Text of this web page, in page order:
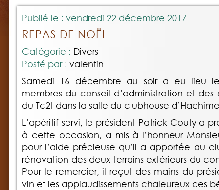
Publié le : vendredi 22 décembre 2017
REPAS DE NOËL
Catégorie : Divers
Posté par : valentin
Samedi 16 décembre au soir a eu lieu
membres du conseil d’administration et des
du Tc2t dans la salle du clubhouse
L’apéritif servi, le président Patrick Couty a
à cette occasion, a mis à l’honneur
pour l’aide précieuse qu’il a apportée au
rénovation des deux terrains extérieurs du
Pour le remercier, il reçut des mains du
vin et les applaudissements chaleureux des